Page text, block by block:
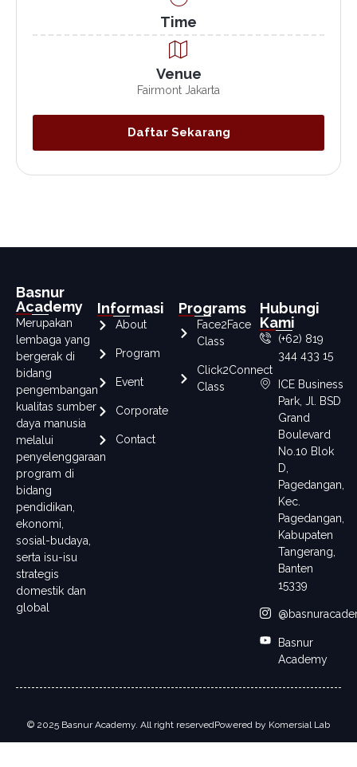
Time
Venue
Fairmont Jakarta
Daftar Sekarang
Basnur
Academy
Merupakan
lembaga yang
bergerak di
bidang
pengembangan
kualitas sumber
daya manusia
melalui
penyelenggaraan
program di
bidang
pendidikan,
ekonomi,
sosial-budaya,
serta isu-isu
strategis
domestik dan
global
Informasi
About
Program
Event
Corporate
Contact
Programs
Face2Face
Class
Click2Connect
Class
Hubungi
Kami
(+62) 819
344 433 15
ICE Business
Park, Jl. BSD
Grand
Boulevard
No.10 Blok
D,
Pagedangan,
Kec.
Pagedangan,
Kabupaten
Tangerang,
Banten
15339
Basnur
Academy
© 2025 Basnur Academy. All right reservedPowered by Komersial Lab